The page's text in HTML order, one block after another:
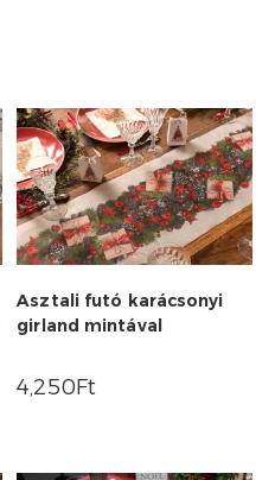
Asztali futó karácsonyi
girland mintával
4,250Ft